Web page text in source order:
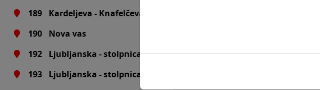
189
Kardeljeva - Knafelčeva
190
Nova vas
192
Ljubljanska - stolpnica
193
Ljubljanska - stolpnica